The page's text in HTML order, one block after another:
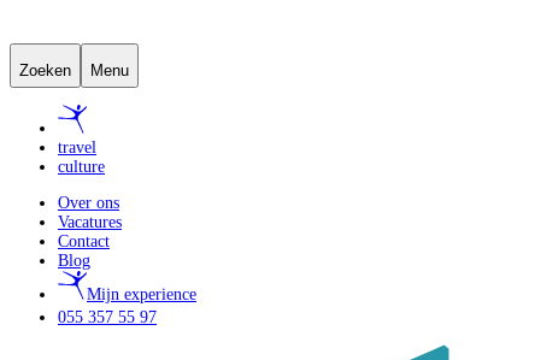
Zoeken Menu
travel
culture
Over ons
Vacatures
Contact
Blog
Mijn experience
055 357 55 97